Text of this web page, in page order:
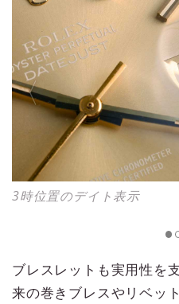
インデックスの立体感がわ
ブレスレットも実用性を
来の巻きブレスやリベッ